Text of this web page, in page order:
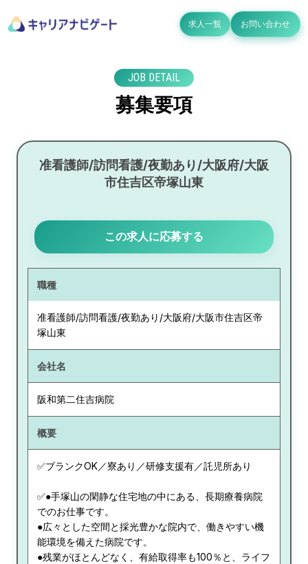
求人一覧 お問い合わせ
JOB DETAIL
募集要項
准看護師/訪問看護/夜勤あり/大阪府/大阪
市住吉区帝塚山東
この求人に応募する
職種
准看護師/訪問看護/夜勤あり/大阪府/大阪市住吉区帝
塚山東
会社名
阪和第二住吉病院
概要
✅ブランクOK／寮あり／研修支援有／託児所あり
✅●手塚山の閑静な住宅地の中にある、長期療養病院
でのお仕事です。
●広々とした空間と採光豊かな院内で、働きやすい機
能環境を備えた病院です。
●残業がほとんどなく、有給取得率も100％と、ライフ